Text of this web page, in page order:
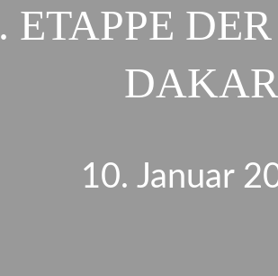
ETAPPE
DAKAR
10. Januar